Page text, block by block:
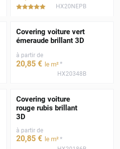
*****HX20NEPB
Covering voiture vert
émeraude brillant 3D
à partir de
20,85 € le m²*
HX20348B
Covering voiture
rouge rubis brillant
3D
à partir de
20,85 € le m²*